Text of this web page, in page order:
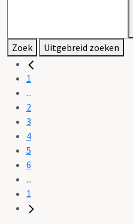
Zoek Uitgebreid zoeken
1
...
2
3
4
5
6
...
1